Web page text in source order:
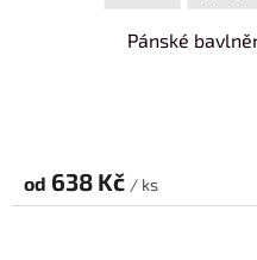
Pánské
od 638 Kč / ks